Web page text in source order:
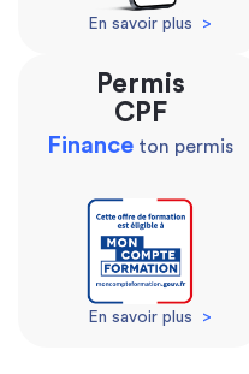
En savoir plus >
Permis
CPF
Finance ton permis
En savoir plus >